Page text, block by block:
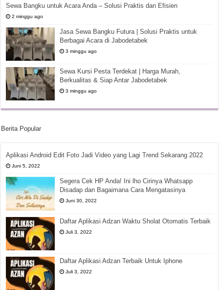
Sewa Bangku untuk Acara Anda – Solusi Praktis dan Efisien
2 minggu ago
Jasa Sewa Bangku Futura | Solusi Praktis untuk
Berbagai Acara di Jabodetabek
3 minggu ago
Sewa Kursi Pesta Terdekat | Harga Murah,
Berkualitas & Siap Antar Jabodetabek
3 minggu ago
Berita Popular
Aplikasi Android Edit Foto Jadi Video yang Lagi Trend Sekarang 2022
Juni 5, 2022
Segera Cek HP Anda! Ini lho Cirinya Whatsapp
Disadap dan Bagaimana Cara Mengatasinya
Juni 30, 2022
Daftar Aplikasi Adzan Waktu Sholat Otomatis Terbaik
Juli 3, 2022
Daftar Aplikasi Adzan Terbaik Untuk Iphone
Juli 3, 2022